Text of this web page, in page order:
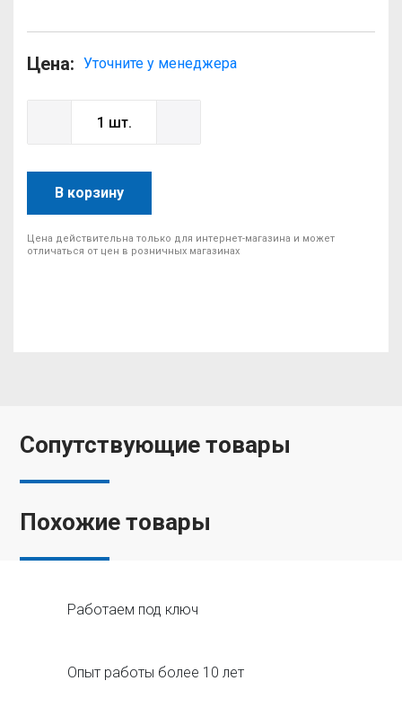
Цена: Уточните у менеджера
В корзину
Цена действительна только для интернет-магазина и может
отличаться от цен в розничных магазинах
Сопутствующие товары
Похожие товары
Работаем под ключ
Опыт работы более 10 лет